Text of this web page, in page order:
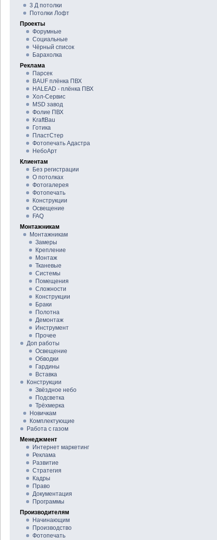
3 Д потолки
Потолки Лофт
Проекты
Форумные
Социальные
Чёрный список
Барахолка
Реклама
Парсек
BAUF плёнка ПВХ
HALEAD - плёнка ПВХ
Хол-Сервис
MSD завод
Фолие ПВХ
KraftBau
Готика
ПластСтер
Фотопечать Адастра
НебоАрт
Клиентам
Без регистрации
О потолках
Фотогалерея
Фотопечать
Конструкции
Освещение
FAQ
Монтажникам
Монтажникам
Замеры
Крепление
Монтаж
Тканевые
Системы
Помещения
Сложности
Конструкции
Браки
Полотна
Демонтаж
Инструмент
Прочее
Доп работы
Освещение
Обводки
Гардины
Вставка
Конструкции
Звёздное небо
Подсветка
Трёхмерка
Новичкам
Комплектующие
Работа с газом
Менеджмент
Интернет маркетинг
Реклама
Развитие
Стратегия
Кадры
Право
Документация
Программы
Производителям
Начинающим
Производство
Фотопечать